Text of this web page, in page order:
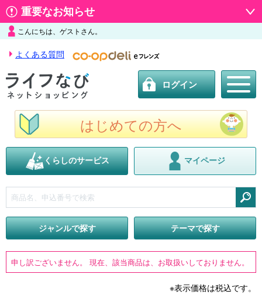
重要なお知らせ
こんにちは、ゲストさん。
よくある質問
ログイン
はじめての方へ
くらしのサービス マイページ
ジャンルで探す
テーマで探す
申し訳ございません。 現在、該当商品は、お取扱いしておりません。
※表示価格は税込です。